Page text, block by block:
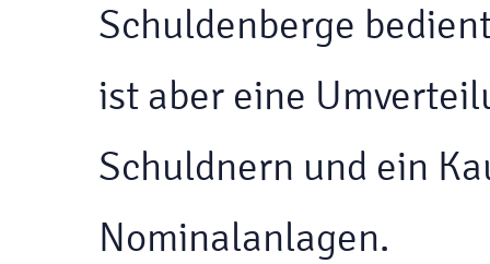
Schuldenberge
ist aber eine
Schuldnern und ein
Nominalanlagen.